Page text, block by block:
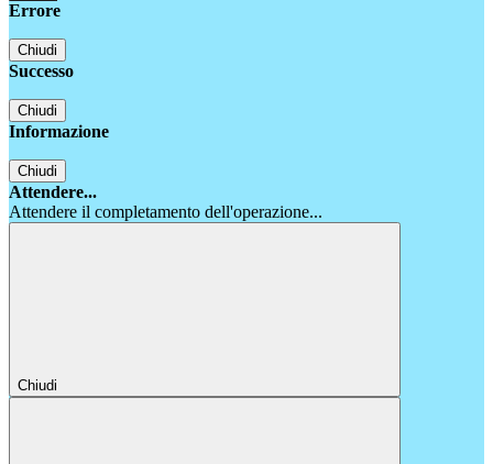
Errore
Chiudi
Successo
Chiudi
Informazione
Chiudi
Attendere...
Attendere il completamento dell'operazione...
Chiudi